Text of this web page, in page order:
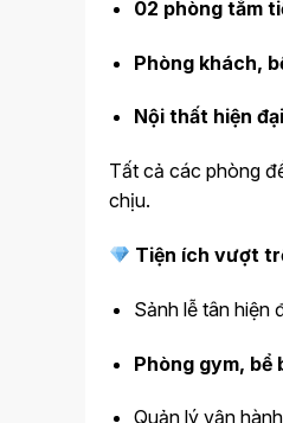
02 phòng tắm
Phòng khách,
Nội thất hiện đại
Tất cả các phòng
chịu.
Tiện ích vượt
Sảnh lễ tân hiện
Phòng gym, bể
Quản lý vận